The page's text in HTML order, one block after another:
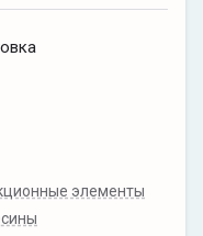
элементы